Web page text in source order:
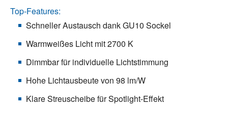
Top-Features:
Schneller Austausch dank GU10 Sockel
Warmweißes Licht mit 2700 K
Dimmbar für individuelle Lichtstimmung
Hohe Lichtausbeute von 98 lm/W
Klare Streuscheibe für Spotlight-Effekt